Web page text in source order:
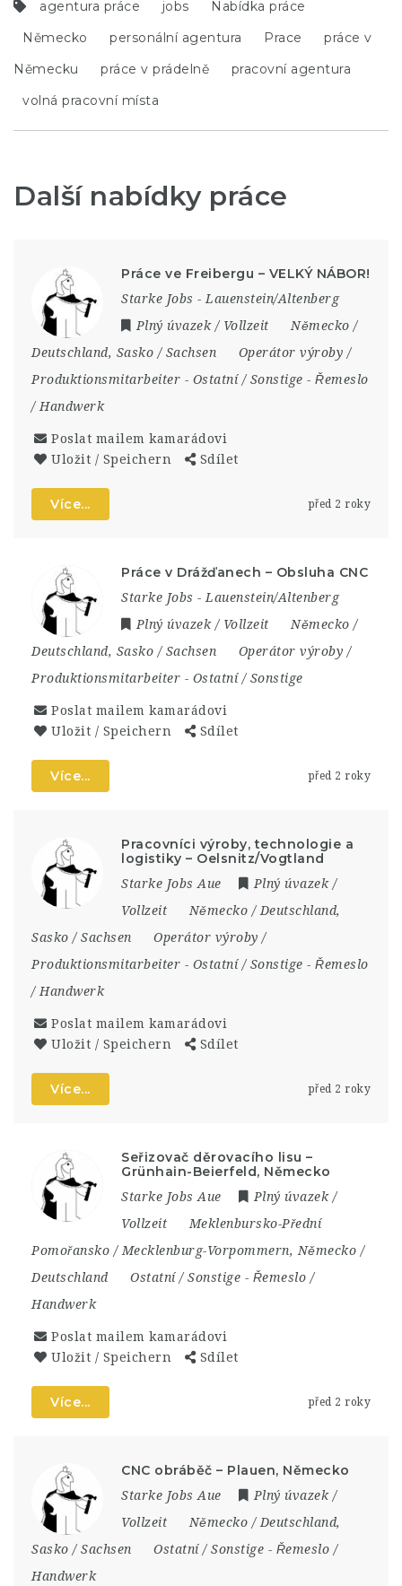
agentura práce jobs
Nabídka práce
Německo
personální agentura Prace
práce v
Německu
práce v prádelně
pracovní agentura
volná pracovní místa
Další nabídky práce
Práce ve Freibergu – VELKÝ NÁBOR!
Starke Jobs - Lauenstein/Altenberg
Plný úvazek / Vollzeit
Německo /
Deutschland, Sasko / Sachsen
Operátor výroby /
Produktionsmitarbeiter - Ostatní / Sonstige - Řemeslo
/ Handwerk
Poslat mailem kamarádovi
Uložit / Speichern
Sdílet
Více... před 2 roky
Práce v Drážďanech – Obsluha CNC
Starke Jobs - Lauenstein/Altenberg
Plný úvazek / Vollzeit
Německo /
Deutschland, Sasko / Sachsen
Operátor výroby /
Produktionsmitarbeiter - Ostatní / Sonstige
Poslat mailem kamarádovi
Uložit / Speichern
Sdílet
Více... před 2 roky
Pracovníci výroby, technologie a
logistiky – Oelsnitz/Vogtland
Starke Jobs Aue
Plný úvazek /
Vollzeit
Německo / Deutschland,
Sasko / Sachsen
Operátor výroby /
Produktionsmitarbeiter - Ostatní / Sonstige - Řemeslo
/ Handwerk
Poslat mailem kamarádovi
Uložit / Speichern
Sdílet
Více... před 2 roky
Seřizovač děrovacího lisu –
Grünhain-Beierfeld, Německo
Starke Jobs Aue
Plný úvazek /
Vollzeit
Meklenbursko-Přední
Pomořansko / Mecklenburg-Vorpommern, Německo /
Deutschland
Ostatní / Sonstige - Řemeslo /
Handwerk
Poslat mailem kamarádovi
Uložit / Speichern
Sdílet
Více... před 2 roky
CNC obráběč – Plauen, Německo
Starke Jobs Aue
Plný úvazek /
Vollzeit
Německo / Deutschland,
Sasko / Sachsen
Ostatní / Sonstige - Řemeslo /
Handwerk